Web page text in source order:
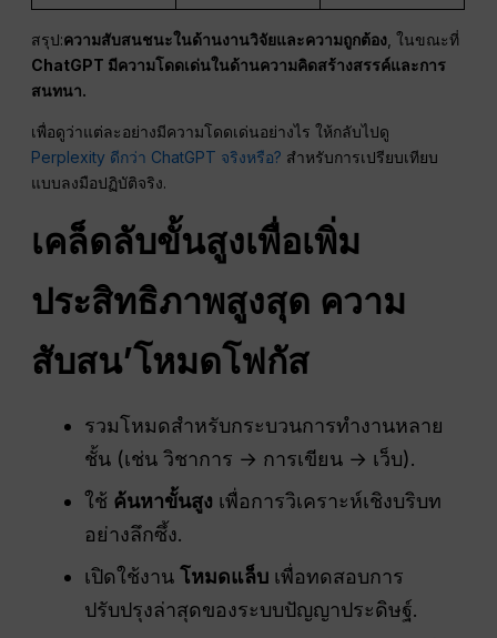
สรุป:ความสับสนชนะในด้านงานวิจัยและความถูกต้อง , ในขณะที่
ChatGPT มีความโดดเด่นในด้านความคิดสร้างสรรค์และการ
สนทนา.
เพื่อดูว่าแต่ละอย่างมีความโดดเด่นอย่างไร ให้กลับไปดู
Perplexity ดีกว่า ChatGPT จริงหรือ? สำหรับการเปรียบเทียบ
แบบลงมือปฏิบัติจริง.
เคล็ดลับขั้นสูงเพื่อเพิ่ม
ประสิทธิภาพสูงสุด ความ
สับสน’โหมดโฟกัส
รวมโหมดสำหรับกระบวนการทำงานหลาย
ชั้น (เช่น วิชาการ → การเขียน → เว็บ).
ใช้ ค้นหาขั้นสูง เพื่อการวิเคราะห์เชิงบริบท
อย่างลึกซึ้ง.
เปิดใช้งานโหมดแล็บ เพื่อทดสอบการ
ปรับปรุงล่าสุดของระบบปัญญาประดิษฐ์.